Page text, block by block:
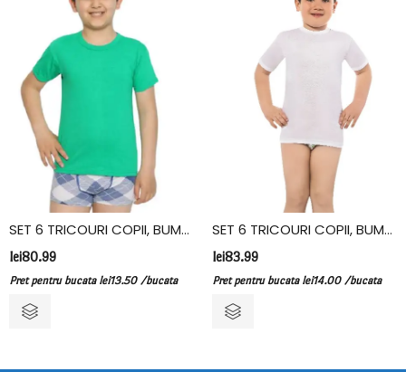
SET 6 TRICOURI COPII, BUMBAC, FIDAN, VERDE
lei80.99
Pret pentru bucata lei13.50 /bucata
SET 6 TRICOURI COPII, BUMBAC, VIVALDI, ALB
lei83.99
Pret pentru bucata lei14.00 /bucata